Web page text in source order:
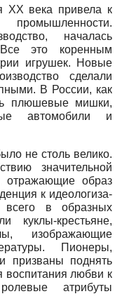
XX века привела к
началась
Все это коренным
игрушек. Новые
сделали
В России, как
плюшевые мишки,
автомобили и
не столь велико.
значительной
отражающие образ
к идеологиза­
всего в образных
куклы-крестьяне,
изображающие
Пионеры,
призваны поднять
воспитания любви к
атрибуты